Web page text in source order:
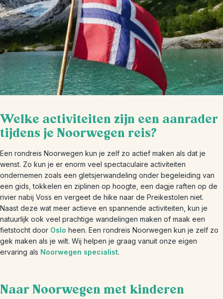
Welke activiteiten zijn een aanrader
tijdens je Noorwegen reis?
Een rondreis Noorwegen kun je zelf zo actief maken als dat je
wenst. Zo kun je er enorm veel spectaculaire activiteiten
ondernemen zoals een gletsjerwandeling onder begeleiding van
een gids, tokkelen en ziplinen op hoogte, een dagje raften op de
rivier nabij Voss en vergeet de hike naar de Preikestolen niet.
Naast deze wat meer actieve en spannende activiteiten, kun je
natuurlijk ook veel prachtige wandelingen maken of maak een
fietstocht door Oslo heen. Een rondreis Noorwegen kun je zelf zo
gek maken als je wilt. Wij helpen je graag vanuit onze eigen
ervaring als Noorwegen specialist.
Naar Noorwegen met kinderen